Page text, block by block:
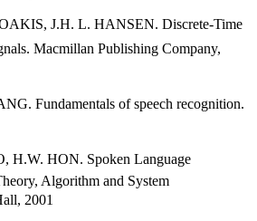
J.H. L. HANSEN. Discrete-Time
Macmillan Publishing Company,
Fundamentals of speech recognition.
HON. Spoken Language
Algorithm and System
2001